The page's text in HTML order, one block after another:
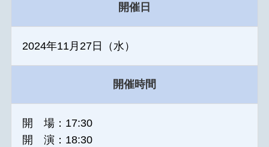
開催日
2024年11月27日（水）
開催時間
開 場：17:30
開 演：18:30